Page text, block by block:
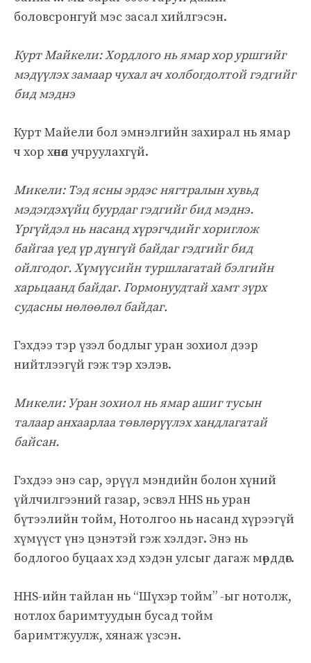
боловсронгуй мэс засал хийлгэсэн.
Курт Майкели: Хордлого нь ямар хор уршгийг
мэдүүлэх замаар чухал ач холбогдолтой гэдгийг
бид мэднэ
Курт Майели бол эмнэлгийн захирал нь ямар
ч хор хөнөөл учруулахгүй.
Микели: Тэд ясны эрдэс нягтралын хувьд
мэдэгдэхүйц буурдаг гэдгийг бид мэднэ.
Үргүйдэл нь насанд хүрэгчдийг хориглож
байгаа үед үр дүнгүй байдаг гэдгийг бид
ойлгодог. Хүмүүсийн туршлагатай бэлгийн
харьцаанд байдаг. Гормонуудтай хамт зүрх
судасны нөлөөлөл байдаг.
Гэхдээ тэр үзэл бодлыг уран зохиол дээр
нийтлээгүй гэж тэр хэлэв.
Микели: Уран зохиол нь ямар ашиг тусын
талаар анхаарлаа төвлөрүүлэх хандлагатай
байсан.
Гэхдээ энэ сар, эрүүл мэндийн болон хүний ​​
үйлчилгээний газар, эсвэл HHS нь уран
бүтээлийн тойм, Нотолгоо нь насанд хүрээгүй
хүмүүст үнэ цэнэтэй гэж хэлдэг. Энэ нь
бодлогоо буцаах хэд хэдэн улсыг дагаж мөрддөг.
HHS-ийн тайлан нь “Шүхэр тойм” -ыг нотолж,
нотлох баримтуудын бусад тойм
баримтжуулж, хянаж үзсэн.